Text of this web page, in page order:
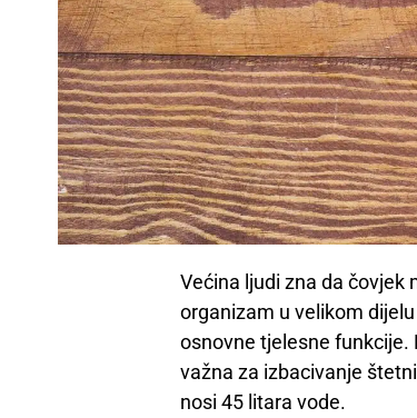
Većina ljudi zna da čovjek
organizam u velikom
osnovne tjelesne funkcije.
važna za izbacivanje
nosi 45 litara vode.